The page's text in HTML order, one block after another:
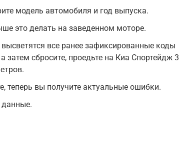
модель автомобиля и год выпуска.
это делать на заведенном моторе.
все ранее зафиксированные коды
затем сбросите, проедьте на Киа Спортейдж 3
теперь вы получите актуальные ошибки.